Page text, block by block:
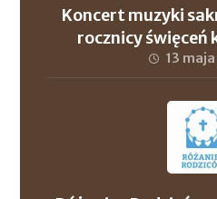
Koncert muzyki
rocznicy święceń
proboszcza Andrzeja
13